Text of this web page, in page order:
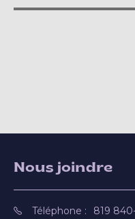
Nous joindre
Téléphone : 819